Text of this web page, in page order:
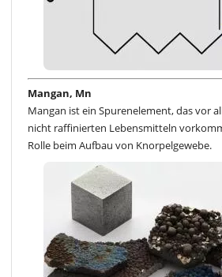
Mangan, Mn
Mangan ist ein Spurenelement, das vor
nicht raffinierten Lebensmitteln
Rolle beim Aufbau von Knorpelgewebe.